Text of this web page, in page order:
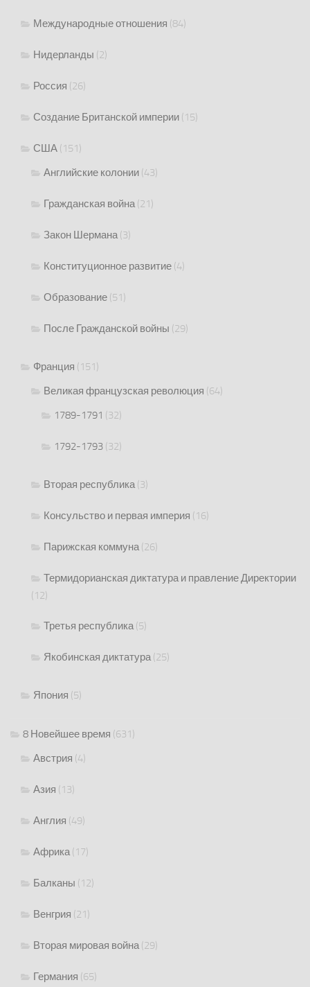
Международные отношения (84)
Нидерланды (2)
Россия (26)
Создание Британской империи (15)
США (151)
Английские колонии (43)
Гражданская война(21)
Закон Шермана(3)
Конституционное развитие (4)
Образование (51)
После Гражданской войны (29)
Франция (151)
Великая французская революция (64)
1789-1791 (32)
1792-1793 (32)
Вторая республика(3)
Консульство и первая империя (16)
Парижская коммуна(26)
Термидорианская диктатура и правление Директории
(12)
Третья республика(5)
Якобинская диктатура(25)
Япония (5)
8 Новейшее время (631)
Австрия (4)
Азия (13)
Англия (49)
Африка(17)
Балканы (12)
Венгрия (21)
Вторая мировая война(29)
Германия (65)